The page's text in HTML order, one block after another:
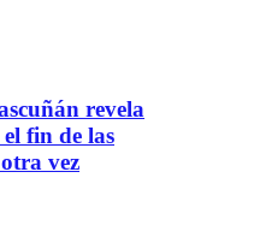
revela
fin de las
vez